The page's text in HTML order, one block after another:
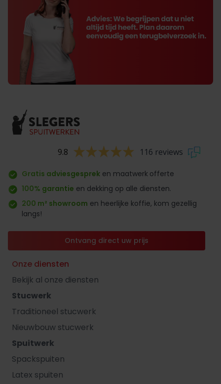
9.8 116 reviews
Gratis adviesgesprek en maatwerk offerte
100% garantie en dekking op alle diensten.
200 m² showroom en heerlijke koffie, kom gezellig
langs!
Ontvang direct uw prijs
Onze diensten
Bekijk al onze diensten
Stucwerk
Traditioneel stucwerk
Nieuwbouw stucwerk
Spuitwerk
Spackspuiten
Latex spuiten